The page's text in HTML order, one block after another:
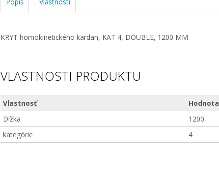
KRYT homokinetického kardan, KAT 4, DOUBLE, 1200 MM
VLASTNOSTI PRODUKTU
Vlastnosť
Hodnota
Dlžka
1200
kategórie
4